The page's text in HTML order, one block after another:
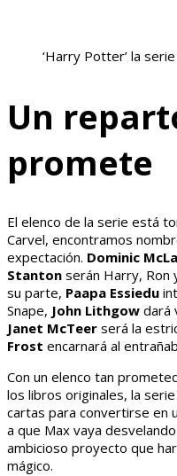
‘Harry Potter’ la
Un
promete
El elenco de la serie está
Carvel, encontramos
expectación. Dominic
Stanton serán Harry, Ron
su parte, Paapa Essiedu
Snape, John Lithgow dará
Janet McTeer será la
Frost encarnará al
Con un elenco tan
los libros originales, la
cartas para convertirse en
a que Max vaya
ambicioso proyecto que
mágico.